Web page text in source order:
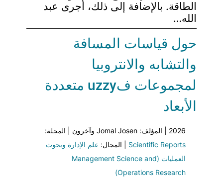
الطاقة. بالإضافة إلى ذلك، أجرى عبد
الله…
حول قياسات المسافة
والتشابه والانتروبيا
لمجموعات فuzzy متعددة
الأبعاد
2026 | المؤلف: Jomal Josen وآخرون | المجلة:
Scientific Reports | المجال: علم الإدارة وبحوث
العمليات (Management Science and
Operations Research)